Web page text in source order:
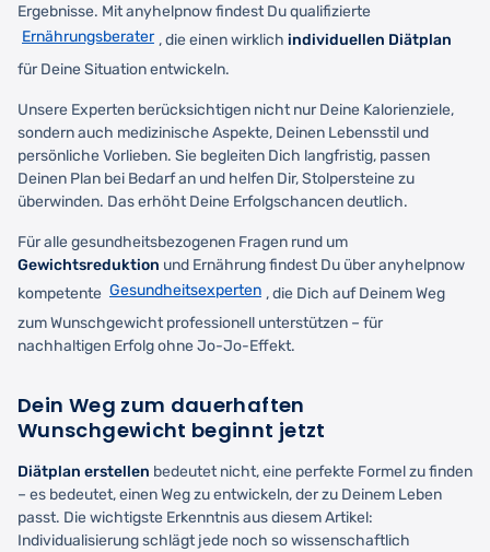
Ergebnisse. Mit anyhelpnow findest Du qualifizierte
Ernährungsberater , die einen wirklich individuellen Diätplan
für Deine Situation entwickeln.
Unsere Experten berücksichtigen nicht nur Deine Kalorienziele,
sondern auch medizinische Aspekte, Deinen Lebensstil und
persönliche Vorlieben. Sie begleiten Dich langfristig, passen
Deinen Plan bei Bedarf an und helfen Dir, Stolpersteine zu
überwinden. Das erhöht Deine Erfolgschancen deutlich.
Für alle gesundheitsbezogenen Fragen rund um
Gewichtsreduktion und Ernährung findest Du über anyhelpnow
kompetente Gesundheitsexperten , die Dich auf Deinem Weg
zum Wunschgewicht professionell unterstützen – für
nachhaltigen Erfolg ohne Jo-Jo-Effekt.
Dein Weg zum dauerhaften
Wunschgewicht beginnt jetzt
Diätplan erstellen bedeutet nicht, eine perfekte Formel zu finden
– es bedeutet, einen Weg zu entwickeln, der zu Deinem Leben
passt. Die wichtigste Erkenntnis aus diesem Artikel:
Individualisierung schlägt jede noch so wissenschaftlich